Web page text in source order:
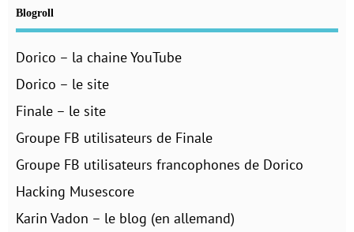
Blogroll
Dorico – la chaine YouTube
Dorico – le site
Finale – le site
Groupe FB utilisateurs de Finale
Groupe FB utilisateurs francophones de Dorico
Hacking Musescore
Karin Vadon – le blog (en allemand)